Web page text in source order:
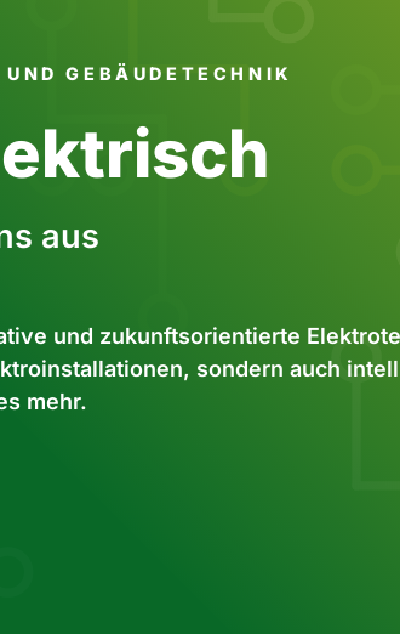
GEBÄUDETECHNIK
aus
und zukunftsorientierte
sondern auch
mehr.